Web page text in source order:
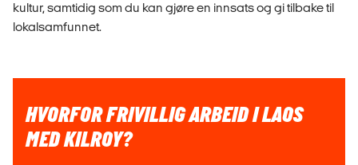
kultur, samtidig som du kan gjøre en innsats og gi tilbake til
lokalsamfunnet.
HVORFOR FRIVILLIG ARBEID I LAOS
MED KILROY?